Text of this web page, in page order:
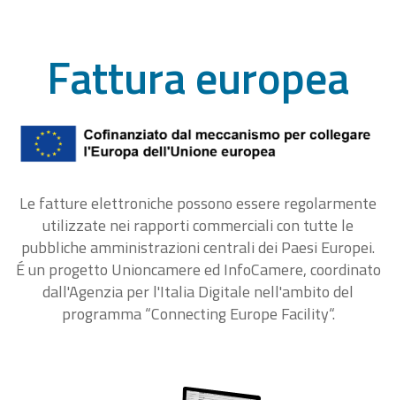
Fattura europea
Le fatture elettroniche possono essere regolarmente
utilizzate nei rapporti commerciali con tutte le
pubbliche amministrazioni centrali dei Paesi Europei.
É un progetto Unioncamere ed InfoCamere, coordinato
dall'Agenzia per l'Italia Digitale nell'ambito del
programma “Connecting Europe Facility“.